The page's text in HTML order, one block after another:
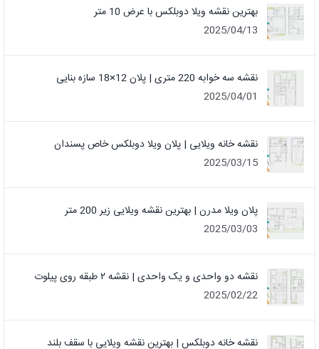
بهترین نقشه ویلا دوبلکس با عرض 10 متر
2025/04/13
نقشه سه خوابه 220 متری | پلان 12×18 سازه بنایی
2025/04/01
نقشه خانه ویلایی | پلان ویلا دوبلکس خاص پسندان
2025/03/15
پلان ویلا مدرن | بهترین نقشه ویلایی زیر 200 متر
2025/03/03
نقشه دو واحدی و یک واحدی | نقشه ۲ طبقه روی پیلوت
2025/02/22
نقشه خانه دوبلکس | بهترین نقشه ویلایی با سقف بلند